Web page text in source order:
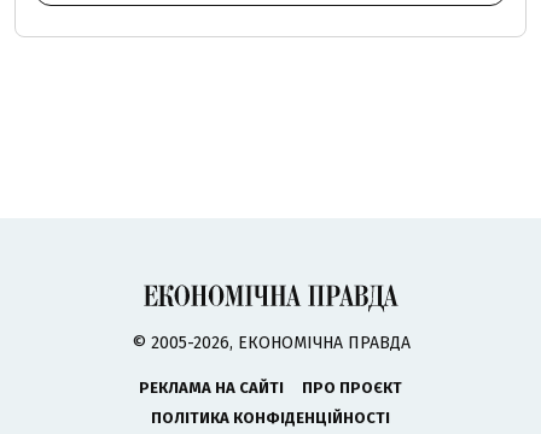
© 2005-2026, ЕКОНОМІЧНА ПРАВДА
РЕКЛАМА НА САЙТІ
ПРО ПРОЄКТ
ПОЛІТИКА КОНФІДЕНЦІЙНОСТІ